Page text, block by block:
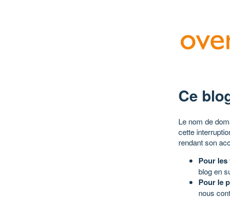
Ce
Le nom de
cette
rendant son
Pour
blog en
Pour le
nous